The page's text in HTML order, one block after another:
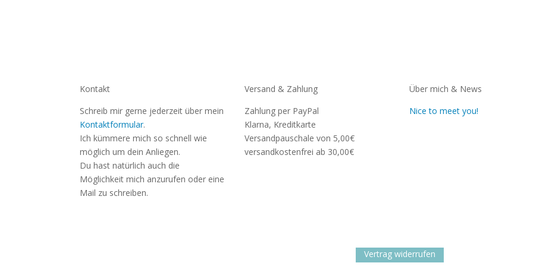
Kontakt
Schreib mir gerne jederzeit über mein
Kontaktformular.
Ich kümmere mich so schnell wie
möglich um dein Anliegen.
Du hast natürlich auch die
Möglichkeit mich anzurufen oder eine
Mail zu schreiben.
Versand & Zahlung
Zahlung per PayPal
Klarna, Kreditkarte
Versandpauschale von 5,00€
versandkostenfrei ab 30,00€
Über mich & News
Nice to meet you!
Vertrag widerrufen